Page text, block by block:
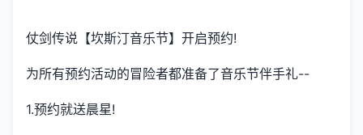
仗剑传说【坎斯汀音乐节】开启预约!
为所有预约活动的冒险者都准备了音乐节伴手礼--
1.预约就送晨星!